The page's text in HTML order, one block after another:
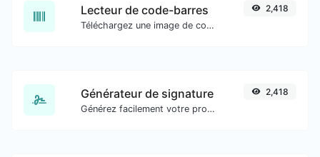
Lecteur de code-barres
Téléchargez une image de code-barres et extrayez les données.
2,418
Générateur de signature
Générez facilement votre propre signature personnalisée et téléchargez-la en toute simplicité.
2,418